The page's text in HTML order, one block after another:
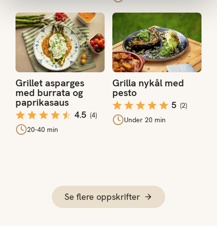
Grillet asparges
med burrata og
paprikasaus
4.5 (4)
20-40 min
Grillet asparges med burrata og paprikasaus
Grilla nykål med
pesto
5 (2)
Under 20 min
Grilla nykål med pesto
Se flere oppskrifter
Lenke til oppskriftssøk